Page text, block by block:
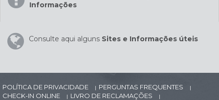
Informações
Consulte aqui alguns Sites e Informações úteis
POLÍTICA DE PRIVACIDADE | PERGUNTAS FREQUENTES |
CHECK-IN ONLINE | LIVRO DE RECLAMAÇÕES |